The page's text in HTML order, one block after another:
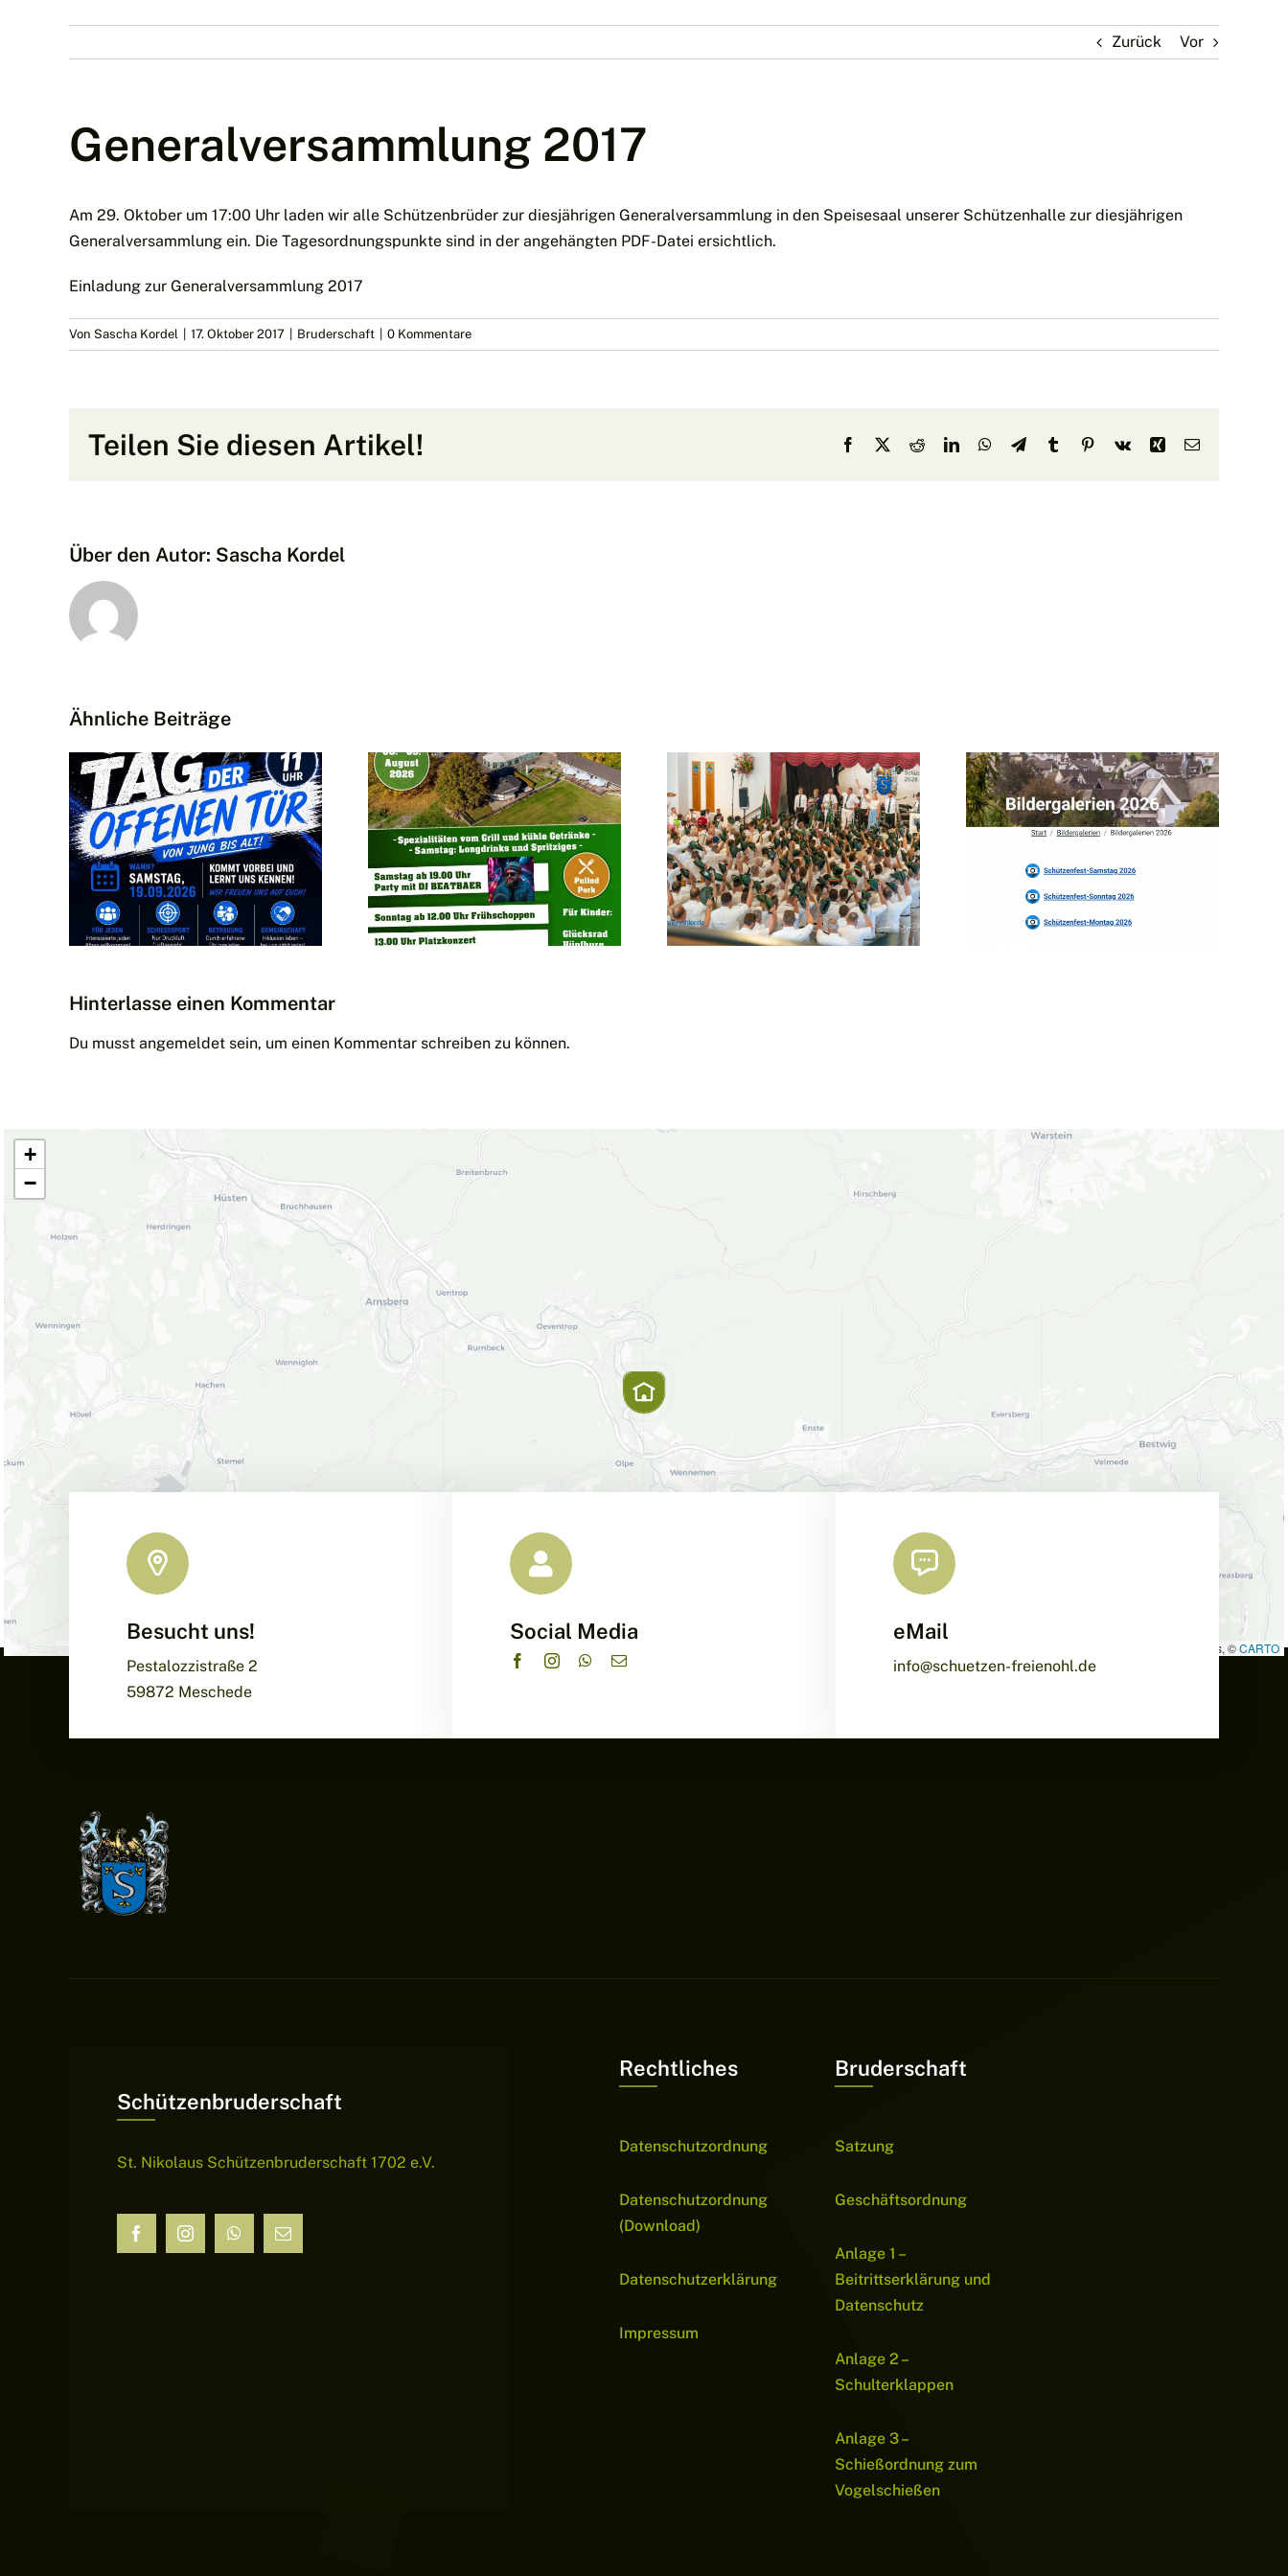
Zurück Vor
Generalversammlung 2017
Am 29. Oktober um 17:00 Uhr laden wir alle Schützenbrüder zur diesjährigen Generalversammlung in den Speisesaal unserer Schützenhalle zur diesjährigen
Generalversammlung ein. Die Tagesordnungspunkte sind in der angehängten PDF-Datei ersichtlich.
Einladung zur Generalversammlung 2017
Von Sascha Kordel 17. Oktober 2017 Bruderschaft 0 Kommentare
Teilen Sie diesen Artikel! Facebook RedditLinkedInWhatsApp
TelegramTumblr Pinterest
Vk Xing E-
Über den Autor: Sascha Kordel
Ähnliche Beiträge
Sommerfest
der Dritten
Kompanie am
08. und
09.08.2026 –
seid dabei!
Schützenfest
2026 – Ein
(nicht ganz so
kleiner) Bericht
– Mit wenigen
Worten: Danke
Hier kommen
die schönsten
Bilder unseres
Schützenfestwochenendes!
Hinterlasse einen Kommentar
Du musst angemeldet sein, um einen Kommentar schreiben zu können.
+
−
contributors, ©CARTO
Besucht uns!
Pestalozzistraße 2
59872 Meschede
Social Media eMail
info@schuetzen-freienohl.de
Schützenbruderschaft
St. Nikolaus Schützenbruderschaft 1702 e.V.
Rechtliches
Datenschutzordnung
Datenschutzordnung
(Download)
Datenschutzerklärung
Impressum
Bruderschaft
Satzung
Geschäftsordnung
Anlage 1 –
Beitrittserklärung und
Datenschutz
Anlage 2 –
Schulterklappen
Anlage 3 –
Schießordnung zum
Vogelschießen